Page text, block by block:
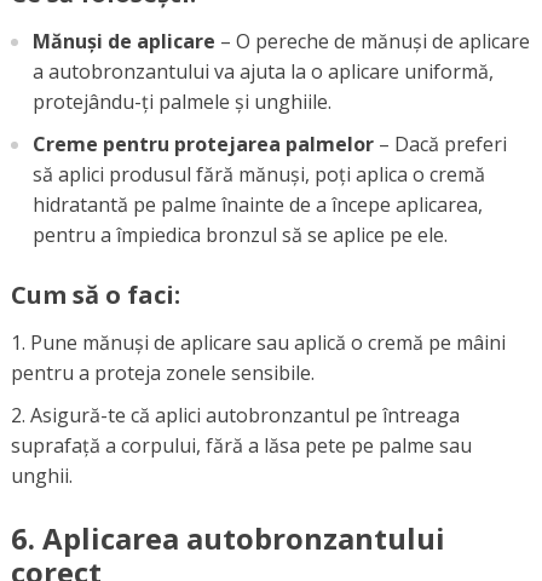
Mănuși de aplicare – O pereche de mănuși de aplicare
a autobronzantului va ajuta la o aplicare uniformă,
protejându-ți palmele și unghiile.
Creme pentru protejarea palmelor– Dacă preferi
să aplici produsul fără mănuși, poți aplica o cremă
hidratantă pe palme înainte de a începe aplicarea,
pentru a împiedica bronzul să se aplice pe ele.
Cum să o faci:
Pune mănuși de aplicare sau aplică o cremă pe mâini
pentru a proteja zonele sensibile.
Asigură-te că aplici autobronzantul pe întreaga
suprafață a corpului, fără a lăsa pete pe palme sau
unghii.
6. Aplicarea autobronzantului
corect